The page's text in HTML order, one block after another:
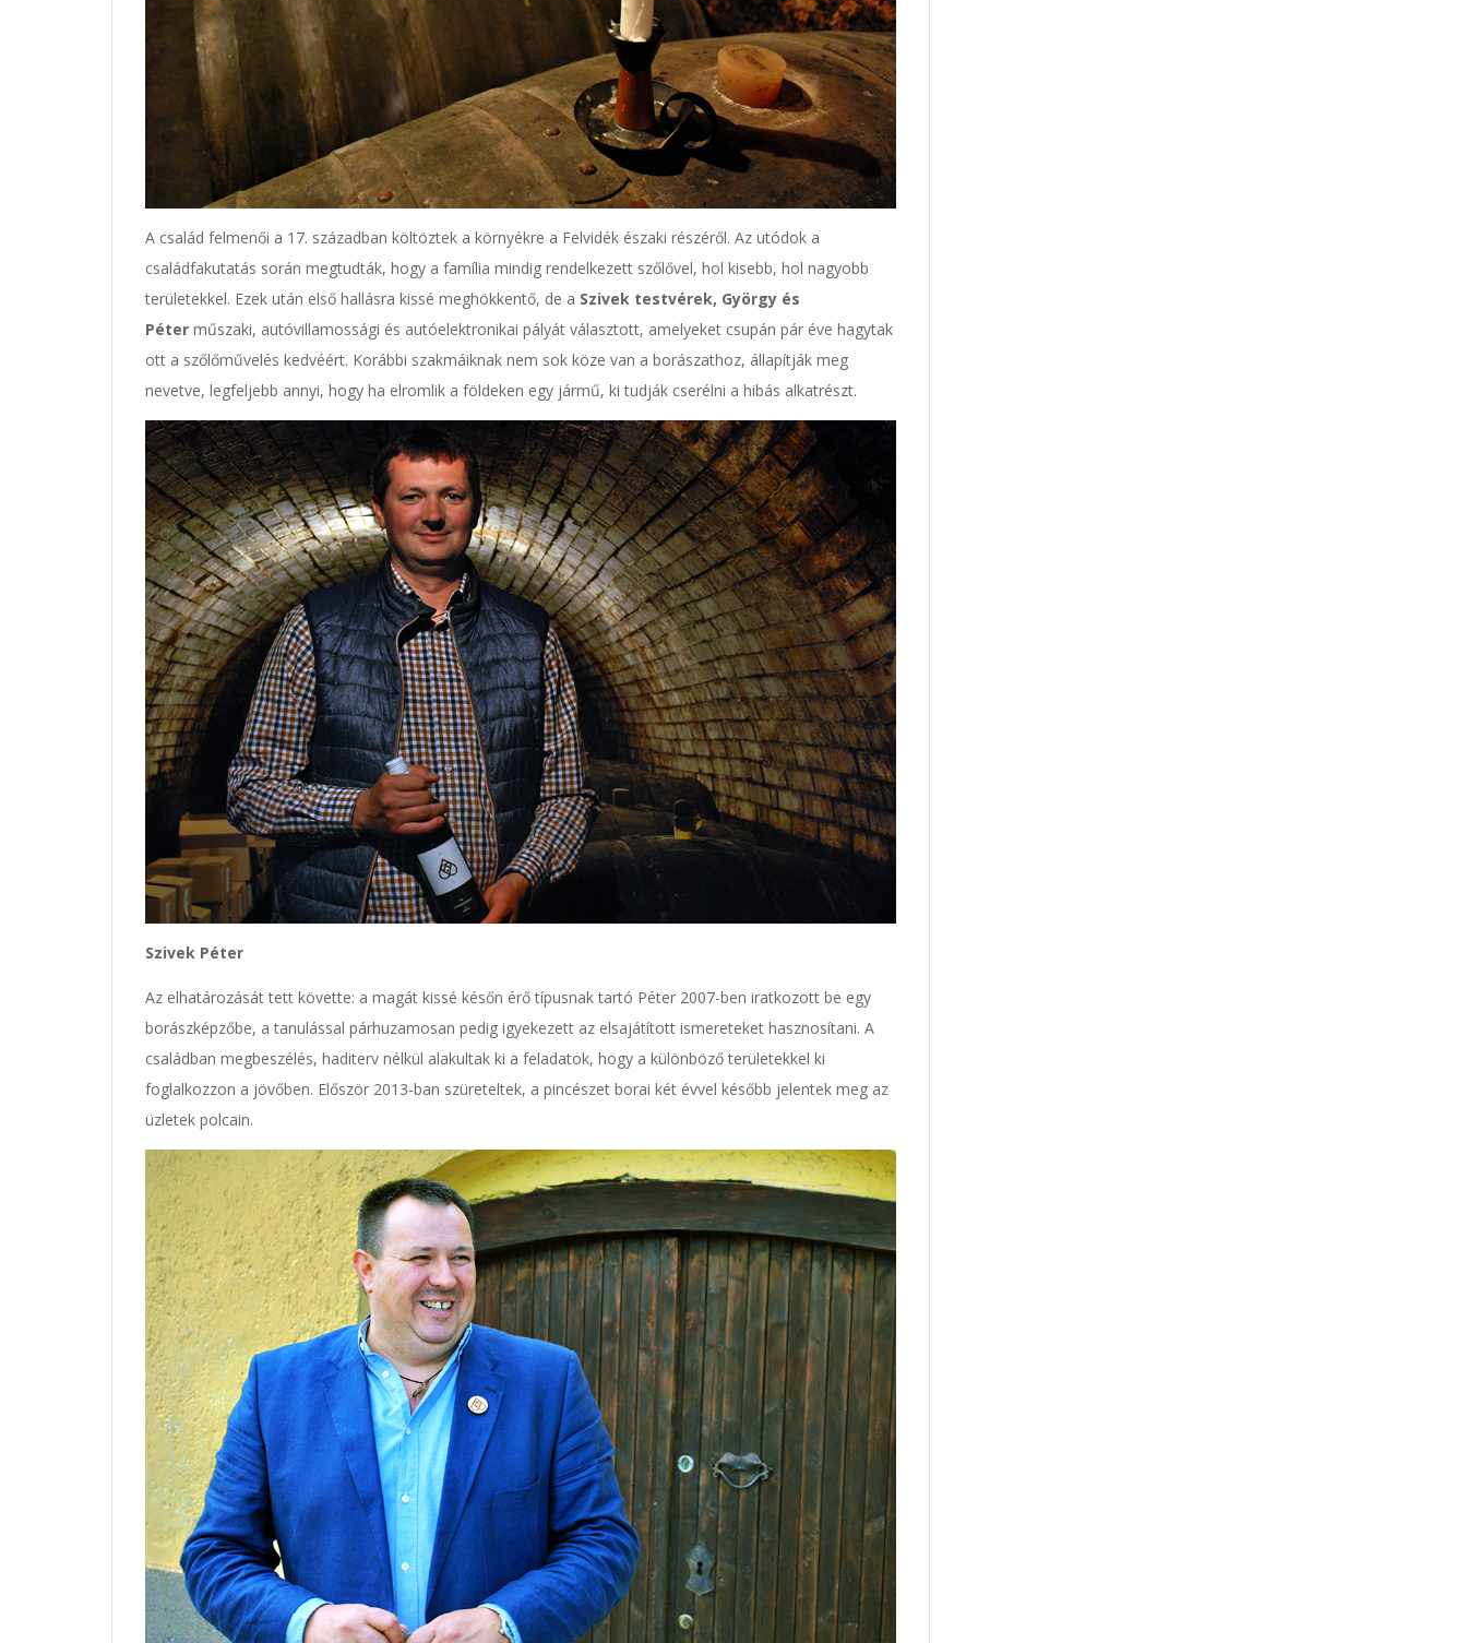
A család felmenői a 17. században költöztek a környékre a Felvidék északi részéről. Az utódok a
családfakutatás során megtudták, hogy a família mindig rendelkezett szőlővel, hol kisebb, hol nagyobb
területekkel. Ezek után első hallásra kissé meghökkentő, de a Szivek testvérek, György és
Péter műszaki, autóvillamossági és autóelektronikai pályát választott, amelyeket csupán pár éve hagytak
ott a szőlőművelés kedvéért. Korábbi szakmáiknak nem sok köze van a borászathoz, állapítják meg
nevetve, legfeljebb annyi, hogy ha elromlik a földeken egy jármű, ki tudják cserélni a hibás alkatrészt.
Szivek Péter
Az elhatározását tett követte: a magát kissé későn érő típusnak tartó Péter 2007-ben iratkozott be egy
borászképzőbe, a tanulással párhuzamosan pedig igyekezett az elsajátított ismereteket hasznosítani. A
családban megbeszélés, haditerv nélkül alakultak ki a feladatok, hogy a különböző területekkel ki
foglalkozzon a jövőben. Először 2013-ban szüreteltek, a pincészet borai két évvel később jelentek meg az
üzletek polcain.